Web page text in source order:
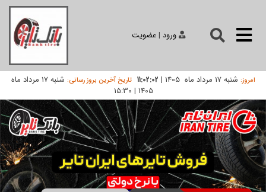
ورود |عضویت
امروز: شنبه 17 مرداد ماه 1405 |
11:02:02 تاریخ آخرین بروز رسانی:
شنبه 17 مرداد ماه
1405
|
15:30